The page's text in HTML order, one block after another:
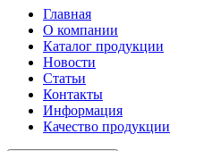
Главная
О компании
Каталог продукции
Новости
Статьи
Контакты
Информация
Качество продукции